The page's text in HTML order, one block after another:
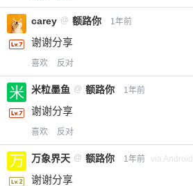
carey @ 额路你 1年前
谢谢分享
喜欢 反对
米粒墨鱼 @ 额路你 1年前
谢谢分享
喜欢 反对
万象界天 @ 额路你 1年前 via Android
谢谢分享